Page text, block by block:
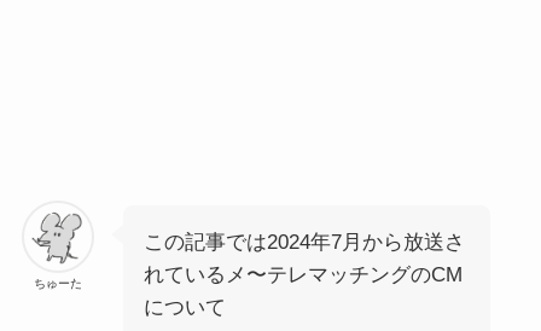
ちゅーた
この記事では2024年7月から放送さ
れているメ〜テレマッチングのCM
について